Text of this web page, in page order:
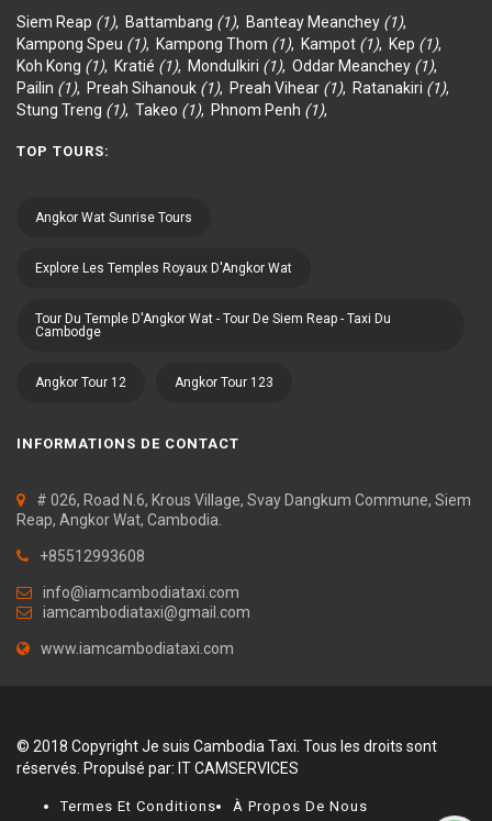
Siem Reap (1), Battambang (1), Banteay Meanchey (1),
Kampong Speu (1), Kampong Thom (1), Kampot (1), Kep (1),
Koh Kong (1), Kratié (1), Mondulkiri (1), Oddar Meanchey (1),
Pailin (1), Preah Sihanouk (1), Preah Vihear (1), Ratanakiri (1),
Stung Treng (1), Takeo (1), Phnom Penh (1),
TOP TOURS:
Angkor Wat Sunrise Tours
Explore Les Temples Royaux D'Angkor Wat
Tour Du Temple D'Angkor Wat - Tour De Siem Reap - Taxi Du
Cambodge
Angkor Tour 12 Angkor Tour 123
INFORMATIONS DE CONTACT
# 026, Road N.6, Krous Village, Svay Dangkum Commune, Siem
Reap, Angkor Wat, Cambodia.
+85512993608
info@iamcambodiataxi.com
iamcambodiataxi@gmail.com
www.iamcambodiataxi.com
© 2018 Copyright Je suis Cambodia Taxi. Tous les droits sont
réservés. Propulsé par: IT CAMSERVICES
Termes Et Conditions À Propos De Nous